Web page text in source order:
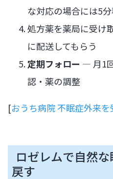
な対応の場合には5分
処方薬を薬局に受け
に配送してもらう
定期フォロー — 月1
認・薬の調整
[おうち病院 不眠症外来
ロゼレムで自然
戻す